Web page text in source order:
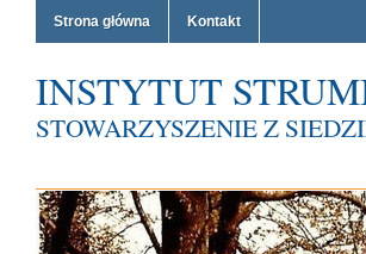
Strona główna Kontakt
INSTYTUT
STOWARZYSZENIE Z